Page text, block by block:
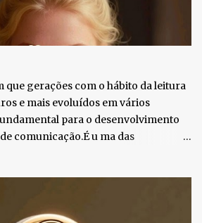
que gerações com o hábito da leitura
e mais evoluídos em vários
para o desenvolvimento
comunicação.É u ma das